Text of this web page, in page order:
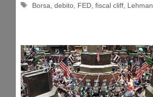
Tag
Borsa ,debito FED ,fiscal cliff Lehman